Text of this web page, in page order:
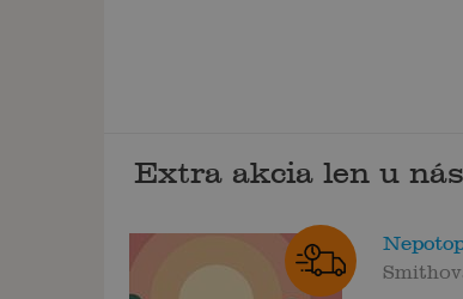
Extra akcia len u nás